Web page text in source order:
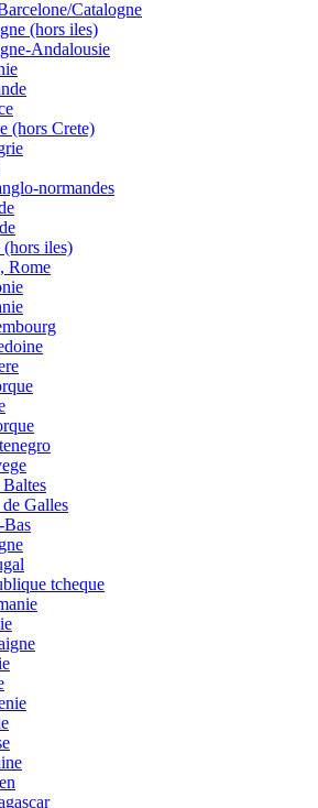
Catalogne
(hors iles)
Andalousie
(hors Crete)
normandes
iles)
Rome
Baltes
de Galles
Bas
tcheque